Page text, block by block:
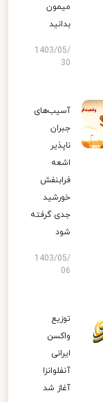
میمون
بدانید
1403/05/
30
آسیب‌های
جبران
ناپذیر
اشعه
فرابنفش
خورشید
جدی گرفته
شود
1403/05/
06
توزیع
واکسن
ایرانی
آنفلوانزا
آغاز شد